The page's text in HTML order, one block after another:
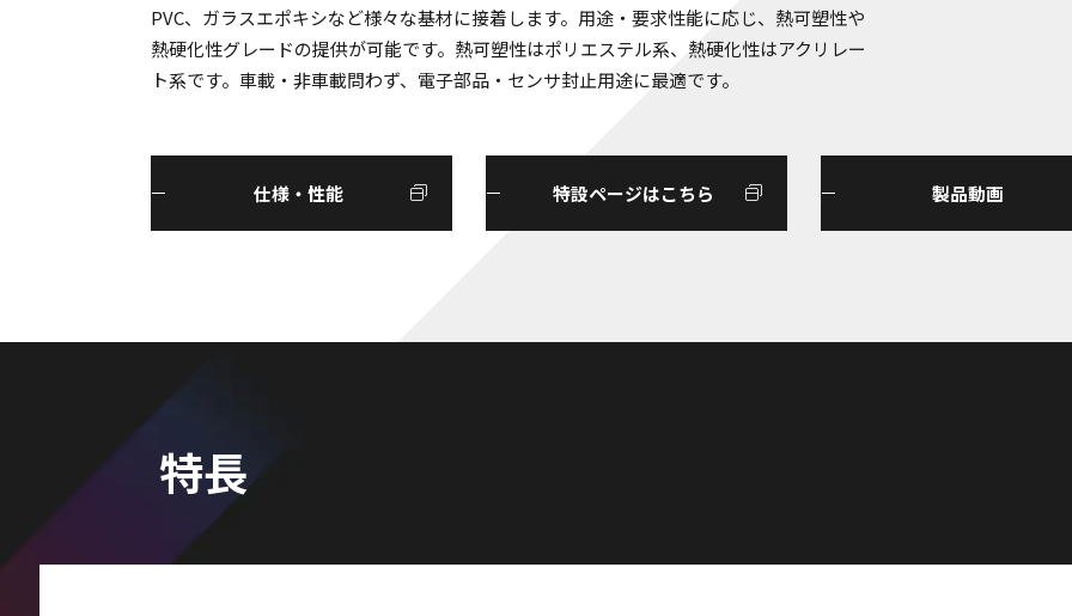
PVC、ガラスエポキシなど様々な基材に接着します。用途・要求性能に応じ、熱可塑性や
熱硬化性グレードの提供が可能です。熱可塑性はポリエステル系、熱硬化性はアクリレー
ト系です。車載・非車載問わず、電子部品・センサ封止用途に最適です。
仕様・性能 特設ページはこちら 製品動画
特長